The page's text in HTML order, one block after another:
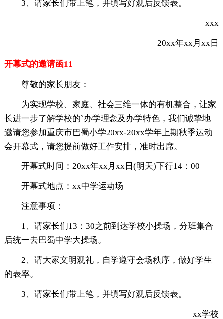
3、请家长们带上笔，并填写好观后反馈表。
xxx
20xx年xx月xx日
开幕式的邀请函11
尊敬的家长朋友：
为实现学校、家庭、社会三维一体的有机整合，让家
长进一步了解学校的`办学理念及办学特色，我们诚挚地
邀请您参加重庆市巴蜀小学20xx-20xx学年上期秋季运动
会开幕式，请您提前做好工作安排，准时出席。
开幕式时间：20xx年xx月xx日(明天)下行14：00
开幕式地点：xx中学运动场
注意事项：
1、请家长们13：30之前到达学校小操场，分班集合
后统一去巴蜀中学大操场。
2、请大家文明观礼，自学遵守会场秩序，做好学生
的表率。
3、请家长们带上笔，并填写好观后反馈表。
xx学校